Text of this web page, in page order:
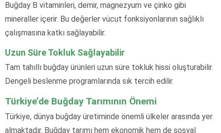
Buğday B vitaminleri, demir, magnezyum ve çinko gibi
mineraller içerir. Bu değerler vücut fonksiyonlarının sağlıklı
çalışmasına katkı sağlayabilir.
Uzun Süre Tokluk Sağlayabilir
Tam tahıllı buğday ürünleri uzun süre tokluk hissi oluşturabilir.
Dengeli beslenme programlarında sık tercih edilir.
Türkiye’de Buğday Tarımının Önemi
Türkiye, dünya buğday üretiminde önemli ülkeler arasında yer
almaktadır. Buğday tarımı hem ekonomik hem de sosyal